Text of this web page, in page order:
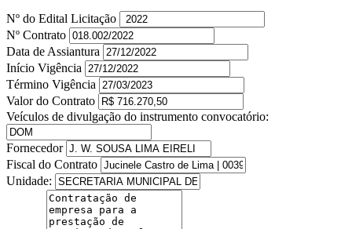
Nº do Edital Licitação
Nº Contrato
Data de Assiantura
Início Vigência
Término Vigência
Valor do Contrato
Veículos de divulgação do instrumento convocatório:
Fornecedor
Fiscal do Contrato
Unidade: